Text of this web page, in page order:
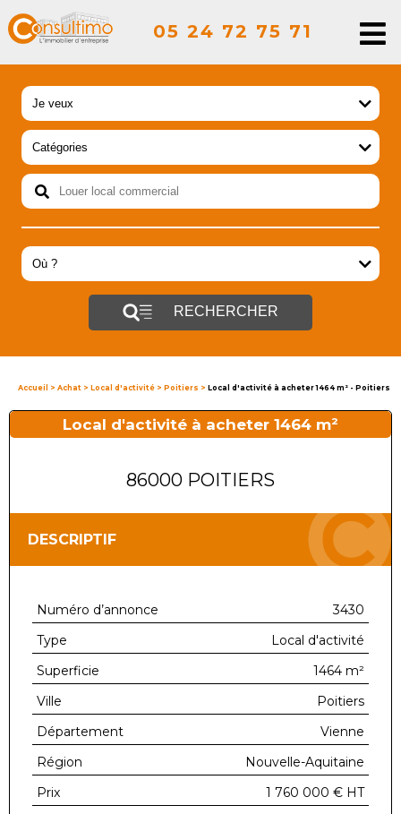
05 24 72 75 71
RECHERCHER
Accueil > Achat > Local d'activité > Poitiers > Local d'activité à acheter 1464 m² - Poitiers
Local d'activité à acheter 1464 m²
86000 POITIERS
DESCRIPTIF
Numéro d’annonce
3430
Type
Local d'activité
Superficie
1464 m²
Ville
Poitiers
Département
Vienne
Région
Nouvelle-Aquitaine
Prix
1 760 000 € HT